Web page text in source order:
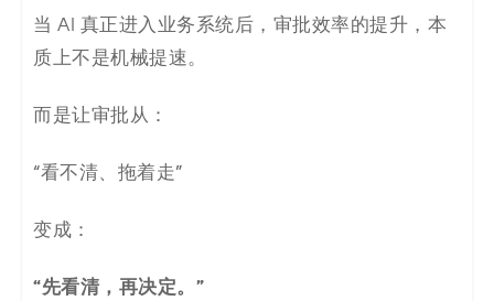
当 AI 真正进入业务系统后，审批效率的提升，本
质上不是机械提速。
而是让审批从：
“看不清、拖着走”
变成：
“先看清，再决定。”